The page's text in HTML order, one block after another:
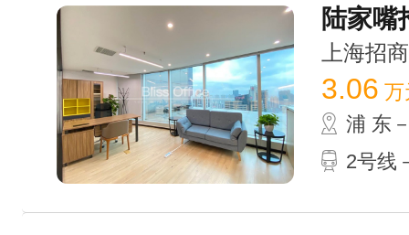
陆家嘴
上海招
3.06 万
浦 东
2号线